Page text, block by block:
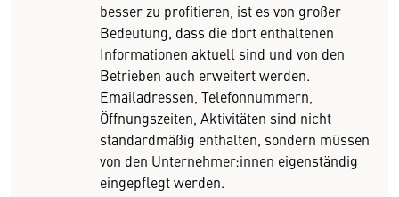
besser zu profitieren, ist es von großer
Bedeutung, dass die dort enthaltenen
Informationen aktuell sind und von den
Betrieben auch erweitert werden.
Emailadressen, Telefonnummern,
Öffnungszeiten, Aktivitäten sind nicht
standardmäßig enthalten, sondern müssen
von den Unternehmer:innen eigenständig
eingepflegt werden.